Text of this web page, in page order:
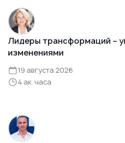
Лидеры трансформаций –
изменениями
19 августа 2026
4 ак. часа